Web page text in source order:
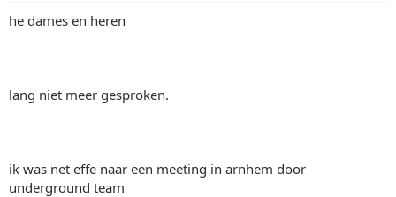
he dames en heren
lang niet meer gesproken.
ik was net effe naar een meeting in arnhem door
underground team